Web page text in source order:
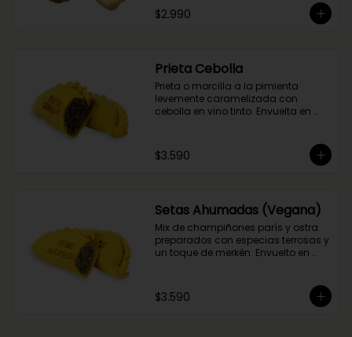
que no podía faltar la aceituna y el
huevo, porque tradición siempre
$2.990
Prieta Cebolla
Prieta o morcilla a la pimienta
levemente caramelizada con
cebolla en vino tinto. Envuelta en
$3.590
Setas Ahumadas (Vegana)
Mix de champiñones parís y ostra
preparados con especias terrosas y
un toque de merkén. Envuelto en
$3.590